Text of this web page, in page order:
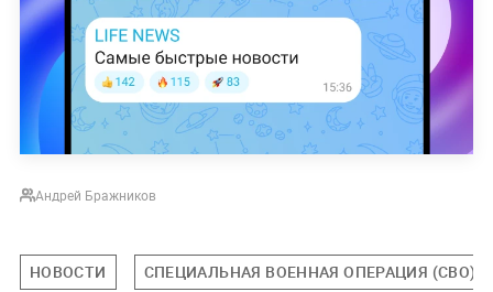
Андрей Бражников
НОВОСТИ СПЕЦИАЛЬНАЯ ВОЕННАЯ ОПЕРАЦИЯ (СВО)